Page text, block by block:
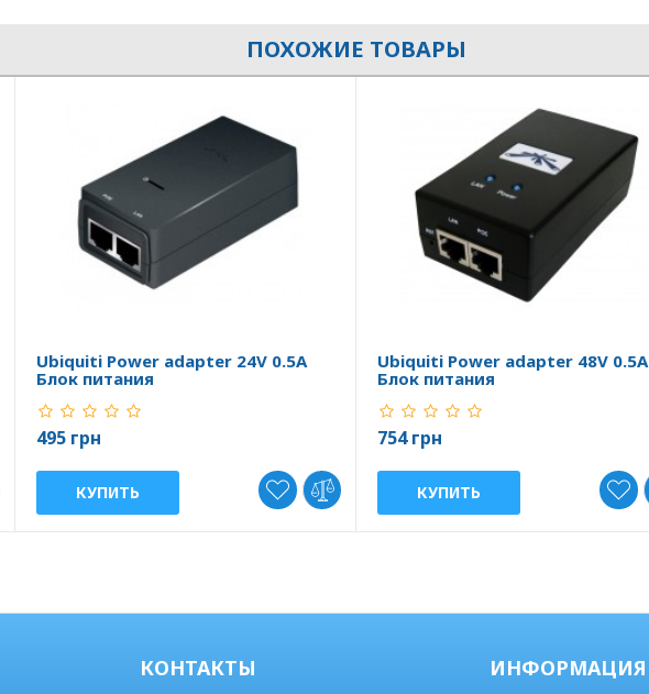
ПОХОЖИЕ ТОВАРЫ
Ubiquiti Power adapter 24V 0.5A
Блок питания
495 грн
КУПИТЬ
Ubiquiti Power adapter 48V 0.5A
Блок питания
754 грн
КУПИТЬ
КОНТАКТЫ ИНФОРМАЦИЯ